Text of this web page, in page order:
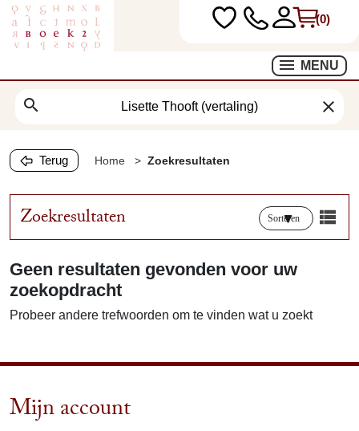
(0)
MENU
search clear
Terug Home Zoekresultaten
Zoekresultaten Sorteren
Geen resultaten gevonden voor uw
zoekopdracht
Probeer andere trefwoorden om te vinden wat u zoekt
Mijn account